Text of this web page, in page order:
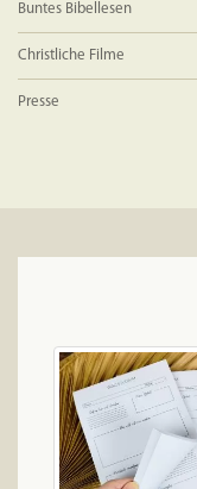
Buntes Bibellesen
Christliche Filme
Presse